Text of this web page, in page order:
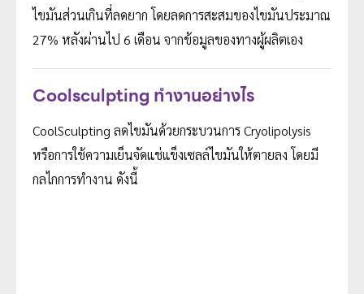
ไขมันส่วนเกินที่ลดยาก โดยลดการสะสมของไขมันประมาณ
27% หลังผ่านไป 6 เดือน จากข้อมูลของทางผู้ผลิตเอง
Coolsculpting ทำงานอย่างไร
CoolSculpting ลดไขมันด้วยกระบวนการ Cryolipolysis
หรือการใช้ความเย็นจัดแช่แข็งเซลล์ไขมันให้ตายลง โดยมี
กลไกการทำงาน ดังนี้